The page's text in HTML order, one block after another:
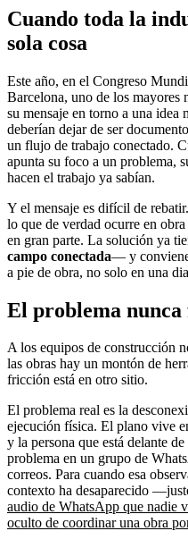
Cuando toda la
sola cosa
Este año, en el Congreso
Barcelona, uno de los mayores
su mensaje en torno a una idea
deberían dejar de ser
un flujo de trabajo conectado.
apunta su foco a un problema,
hacen el trabajo ya sabían.
Y el mensaje es difícil de
lo que de verdad ocurre en
en gran parte. La solución ya
campo conectada— y conviene
a pie de obra, no solo en una
El problema nunca
A los equipos de construcción
las obras hay un montón de
fricción está en otro sitio.
El problema real es la
ejecución física. El plano vive
y la persona que está delante
problema en un grupo de
correos. Para cuando esa
contexto ha desaparecido
audio de WhatsApp que nadie
oculto de coordinar una obra